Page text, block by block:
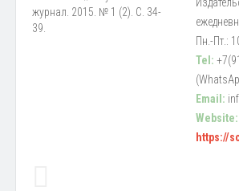
журнал. 2015. № 1 (2). С. 34-
39.
Пн.-Пт.:
Tel:
Email:
Website:
https://